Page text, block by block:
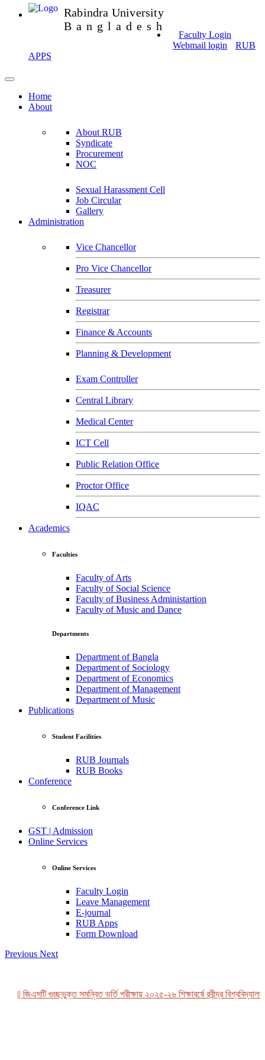
Rabindra University
Bangladesh
Faculty Login
Webmail login
RUB
APPS
Home
About
About RUB
Syndicate
Procurement
NOC
Sexual Harassment Cell
Job Circular
Gallery
Administration
Vice Chancellor
Pro Vice Chancellor
Treasurer
Registrar
Finance & Accounts
Planning & Development
Exam Controller
Central Library
Medical Center
ICT Cell
Public Relation Office
Proctor Office
IQAC
Academics
Faculties
Faculty of Arts
Faculty of Social Science
Faculty of Business Administartion
Faculty of Music and Dance
Departments
Department of Bangla
Department of Sociology
Department of Economics
Department of Management
Department of Music
Publications
Student Facilities
RUB Journals
RUB Books
Conference
Conference Link
GST | Admission
Online Services
Online Services
Faculty Login
Leave Management
E-journal
RUB Apps
Form Download
Previous Next
|| জিএসটি গুচ্ছভুক্ত সমন্বিত ভর্তি পরীক্ষায় ২০২৫-২৬ শিক্ষাবর্ষে রবীন্দ্র